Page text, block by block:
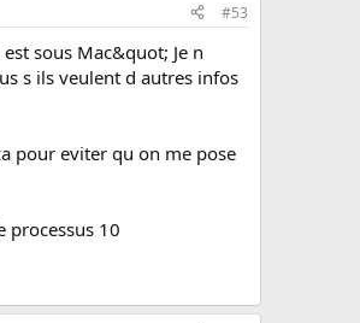
#53
sous Mac&quot; Je n
s ils veulent d autres infos
pour eviter qu on me pose
processus 10